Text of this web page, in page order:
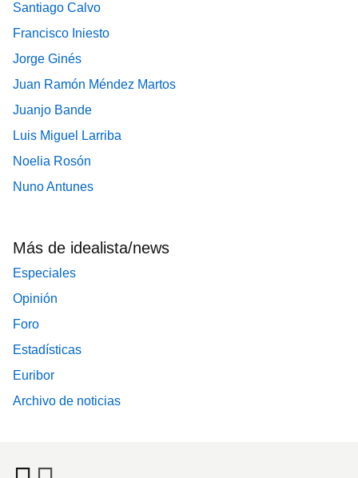
Santiago Calvo
Francisco Iniesto
Jorge Ginés
Juan Ramón Méndez Martos
Juanjo Bande
Luis Miguel Larriba
Noelia Rosón
Nuno Antunes
Más de idealista/news
Especiales
Opinión
Foro
Estadísticas
Euribor
Archivo de noticias